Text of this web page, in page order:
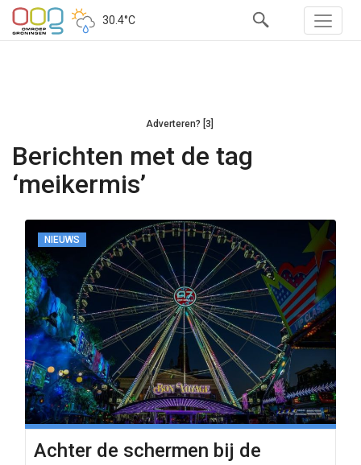
30.4°C
Adverteren? [3]
Berichten met de tag
‘meikermis’
NIEUWS
Achter de schermen bij de